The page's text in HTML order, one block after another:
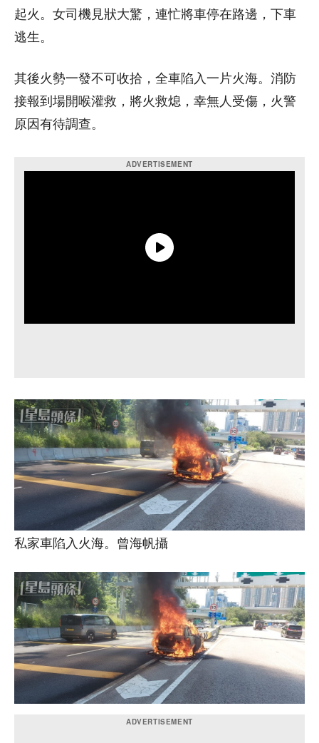
起火。女司機見狀大驚，連忙將車停在路邊，下車
逃生。
其後火勢一發不可收拾，全車陷入一片火海。消防
接報到場開喉灌救，將火救熄，幸無人受傷，火警
原因有待調查。
私家車陷入火海。曾海帆攝